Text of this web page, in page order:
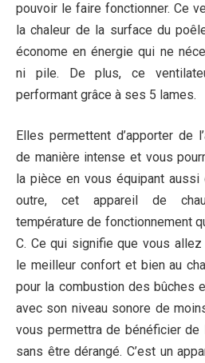
pouvoir le faire fonctionner. Ce
la chaleur de la surface du
économe en énergie qui ne
ni pile. De plus, ce
performant grâce à ses 5 lames.
Elles permettent d’apporter de
de manière intense et vous
la pièce en vous équipant aussi
outre, cet appareil de
température de fonctionnement
C. Ce qui signifie que vous
le meilleur confort et bien au
pour la combustion des bûches
avec son niveau sonore de
vous permettra de bénéficier de
sans être dérangé. C’est un